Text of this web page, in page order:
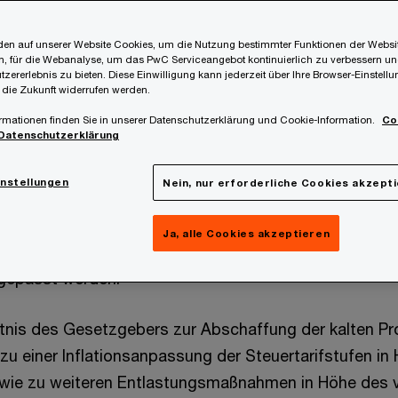
der kalten Progression
die sogenannte „kalte Progression“ verursachte
abzugelten. Unter dem auch medial in jüngster
Begriff der kalten Progression ist jener Effekt zu
Lohnerhöhungen zu einer
führen, wenn die Tarifstufen nicht ebenfalls
werden.
des Gesetzgebers zur Abschaffung der kalten
einer Inflationsanpassung der Steuertarifstufen in
zu weiteren Entlastungsmaßnahmen in Höhe des
auf unserer Website Cookies, um die Nutzung bestimmter Funktionen der
für die Webanalyse, um das PwC Serviceangebot kontinuierlich zu verbessern
zu bieten. Diese Einwilligung kann jederzeit über Ihre Browser-
Zukunft widerrufen werden.
finden Sie in unserer Datenschutzerklärung und Cookie-Information.
Nein, nur erforderliche Cookies
Ja, alle Cookies akzeptieren